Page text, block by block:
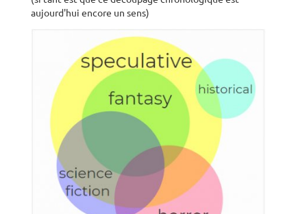
aujourd'hui encore un sens)